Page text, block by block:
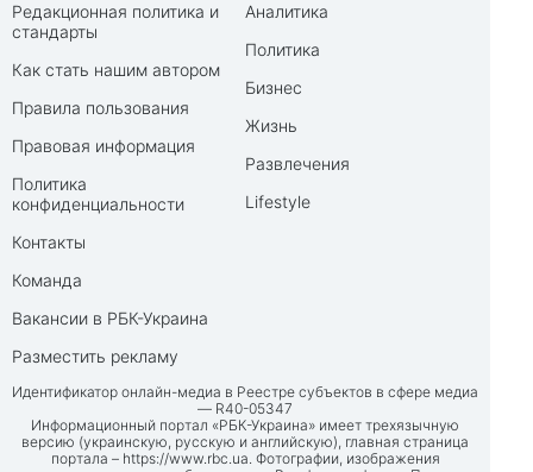
Редакционная политика и
стандарты
Как стать нашим автором
Правила пользования
Правовая информация
Политика
конфиденциальности
Контакты
Команда
Вакансии в РБК-Украина
Разместить рекламу
Аналитика
Политика
Бизнес
Жизнь
Развлечения
Lifestyle
Идентификатор онлайн-медиа в Реестре субъектов в сфере медиа
— R40-05347
Информационный портал «РБК-Украина» имеет трехязычную
версию (украинскую, русскую и английскую), главная страница
портала – https://www.rbc.ua. Фотографии, изображения